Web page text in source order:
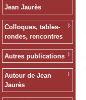
Jean Jaurès
Colloques, tables-
rondes, rencontres
Autres publications
Autour de Jean
Jaurès